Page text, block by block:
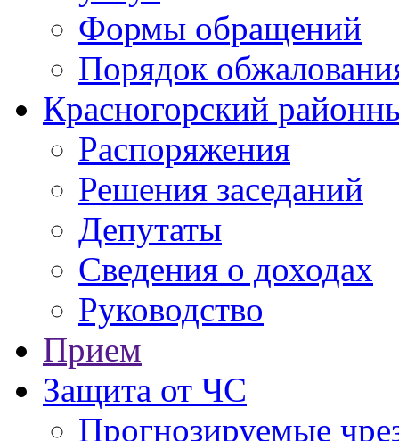
Формы обращений
Порядок
Красногорский
Распоряжения
Решения заседаний
Депутаты
Сведения о доходах
Руководство
Прием
Защита от ЧС
Прогнозируемые